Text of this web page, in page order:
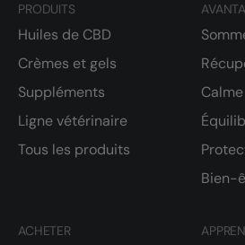
PRODUITS
Huiles de CBD
Crèmes et gels
Suppléments
Ligne vétérinaire
Tous les produits
Calme
Bien-
ACHETER